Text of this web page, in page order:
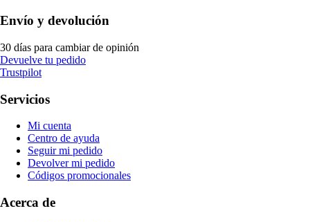
Envío y devolución
30 días para cambiar de opinión
Devuelve tu pedido
Trustpilot
Servicios
Mi cuenta
Centro de ayuda
Seguir mi pedido
Devolver mi pedido
Códigos promocionales
Acerca de